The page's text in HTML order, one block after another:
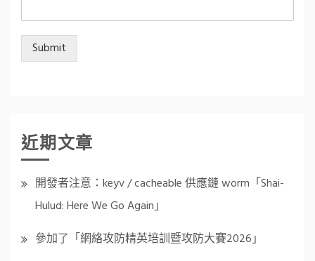
Submit
近期文章
開發者注意：keyv / cacheable 供應鏈 worm「Shai-
Hulud: Here We Go Again」
參加了「網絡攻防精英培訓暨攻防大賽2026」